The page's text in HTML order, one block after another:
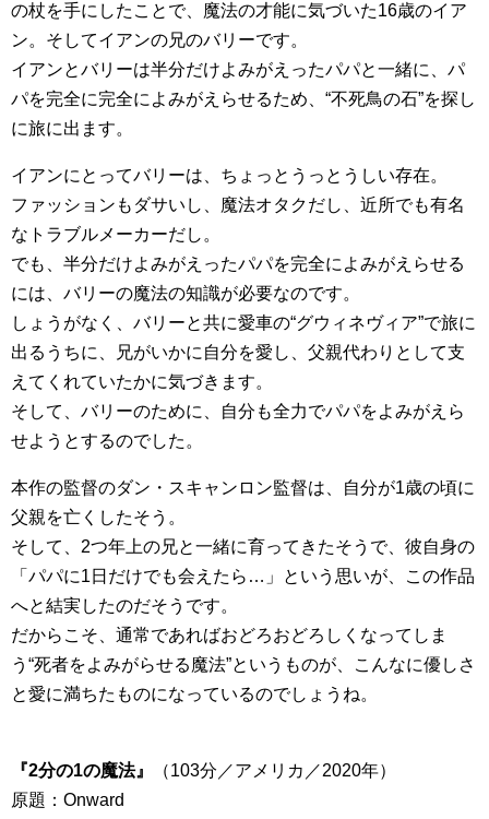
の杖を手にしたことで、魔法の才能に気づいた16歳のイア
ン。そしてイアンの兄のバリーです。
イアンとバリーは半分だけよみがえったパパと一緒に、パ
パを完全に完全によみがえらせるため、“不死鳥の石”を探し
に旅に出ます。
イアンにとってバリーは、ちょっとうっとうしい存在。
ファッションもダサいし、魔法オタクだし、近所でも有名
なトラブルメーカーだし。
でも、半分だけよみがえったパパを完全によみがえらせる
には、バリーの魔法の知識が必要なのです。
しょうがなく、バリーと共に愛車の“グウィネヴィア”で旅に
出るうちに、兄がいかに自分を愛し、父親代わりとして支
えてくれていたかに気づきます。
そして、バリーのために、自分も全力でパパをよみがえら
せようとするのでした。
本作の監督のダン・スキャンロン監督は、自分が1歳の頃に
父親を亡くしたそう。
そして、2つ年上の兄と一緒に育ってきたそうで、彼自身の
「パパに1日だけでも会えたら…」という思いが、この作品
へと結実したのだそうです。
だからこそ、通常であればおどろおどろしくなってしま
う“死者をよみがらせる魔法”というものが、こんなに優しさ
と愛に満ちたものになっているのでしょうね。
『2分の1の魔法』
（103分／アメリカ／2020年）
原題：Onward